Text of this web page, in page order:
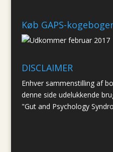
Køb GAPS-
DISCLAIMER
Enhver sammenstilling af
denne side udelukkende
"Gut and Psychology